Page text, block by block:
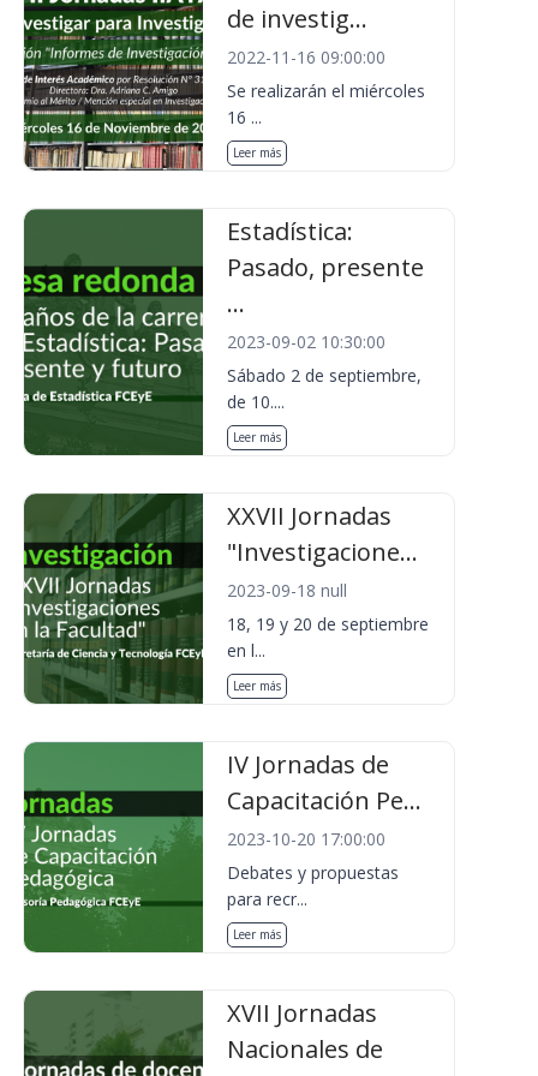
de investig...
2022-11-16 09:00:00
Se realizarán el miércoles
16 ...
Leer más
Estadística:
Pasado, presente
...
2023-09-02 10:30:00
Sábado 2 de septiembre,
de 10....
Leer más
XXVII Jornadas
"Investigacione...
2023-09-18 null
18, 19 y 20 de septiembre
en l...
Leer más
IV Jornadas de
Capacitación Pe...
2023-10-20 17:00:00
Debates y propuestas
para recr...
Leer más
XVII Jornadas
Nacionales de